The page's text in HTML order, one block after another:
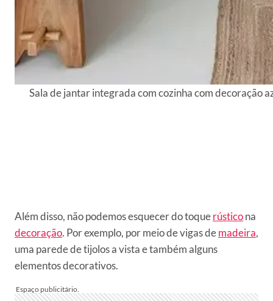
Sala de jantar integrada com cozinha com decoração
Além disso, não podemos esquecer do toquerústicona
decoração. Por exemplo, por meio de vigas demadeira,
uma parede de tijolos a vista e também alguns
elementos decorativos.